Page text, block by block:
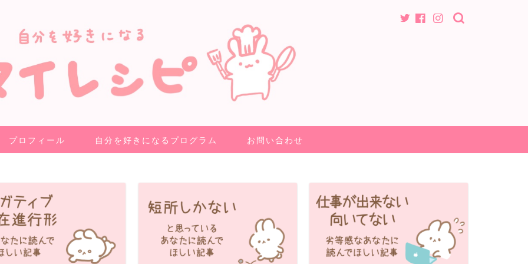
プロフィール 自分を好きになるプログラム お問い合わせ